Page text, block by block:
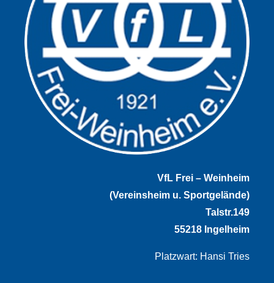
VfL Frei – Weinheim
(Vereinsheim u. Sportgelände)
Talstr.149
55218 Ingelheim
Platzwart: Hansi Tries